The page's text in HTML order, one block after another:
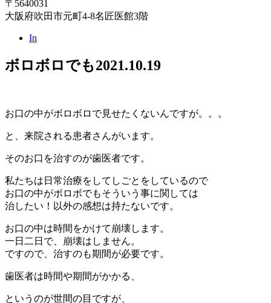
〒5640031
大阪府吹田市元町4-8名匠医館3階
In
ボロボロでも2021.10.19
お口の中がボロボロで見せたくないんですが。。。
と、来院される患者さんがいます。
そのお口を治すのが歯医者です。
私たちは日常治療をしてしごとをしているので
お口の中がボロボでもそういう事に関しては
治したい！以外の感想は持たないです。
お口の中は時間をかけて崩壊します。
一日二日で、崩壊はしません。
ですので、治すのも期間が必要です。
歯医者は時間や期間がかかる、
というのが世間の目ですが、